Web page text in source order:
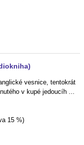
vesnice, tentokrát
v kupé jedoucíh ...
15 %)